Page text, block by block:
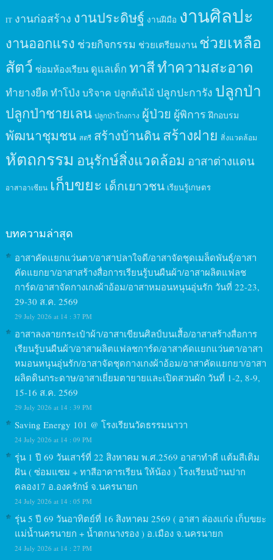
IT งานก่อสร้าง งานประดิษฐ์ งานฝีมือ งานศิลปะ
งานออกแรง ช่วยกิจกรรม ช่วยเตรียมงาน ช่วยเหลือ
สัตว์ ซ่อมห้องเรียน ดูแลเด็ก ทาสีทำความสะอาด
ทำยางยืด ทำโป่ง บริจาค ปลูกต้นไม้ ปลูกปะการัง ปลูกป่า
ปลูกป่าชายเลน ปลูกป่าโกงกาง ผู้ป่วย ผู้พิการ ฝึกอบรม
พัฒนาชุมชน สตรี สร้างบ้านดินสร้างฝาย สิ่งแวดล้อม
หัตถกรรม อนุรักษ์สิ่งแวดล้อม อาสาต่างแดน
อาสาอาเซียน เก็บขยะ เด็กเยาวชน เรียนรู้เกษตร
บทความล่าสุด
อาสาคัดแยกแว่นตา/อาสาปลาใจดี/อาสาจัดชุดเมล็ดพันธุ์/อาสา
คัดแยกยา/อาสาสร้างสื่อการเรียนรู้บนผืนผ้า/อาสาผลิตแฟลช
การ์ด/อาสาจัดกางเกงผ้าอ้อม/อาสาหมอนหนุนอุ่นรัก วันที่ 22-23,
29-30 ส.ค. 2569
29 July 2026 at 14 : 37 PM
อาสาลงลายกระเป๋าผ้า/อาสาเขียนศิลป์บนเสื้อ/อาสาสร้างสื่อการ
เรียนรู้บนผืนผ้า/อาสาผลิตแฟลชการ์ด/อาสาคัดแยกแว่นตา/อาสา
หมอนหนุนอุ่นรัก/อาสาจัดชุดกางเกงผ้าอ้อม/อาสาคัดแยกยา/อาสา
ผลิตดินกระดาษ/อาสาเยี่ยมตายายและเปิดสวนผัก วันที่ 1-2, 8-9,
15-16 ส.ค. 2569
29 July 2026 at 14 : 39 PM
Saving Energy 101 @ โรงเรียนวัดธรรมนาวา
24 July 2026 at 14 : 09 PM
รุ่น 1 ปี 69 วันเสาร์ที่ 22 สิงหาคม พ.ศ.2569 อาสาทำดี แต้มสีเติม
ฝัน ( ซ่อมแซม + ทาสีอาคารเรียน ให้น้อง ) โรงเรียนบ้านปาก
คลอง17 อ.องครักษ์ จ.นครนายก
24 July 2026 at 14 : 05 PM
รุ่น 5 ปี 69 วันอาทิตย์ที่ 16 สิงหาคม 2569 ( อาสา ล่องแก่ง เก็บขยะ
แม่น้ำนครนายก + น้ำตกนางรอง ) อ.เมือง จ.นครนายก
24 July 2026 at 14 : 27 PM